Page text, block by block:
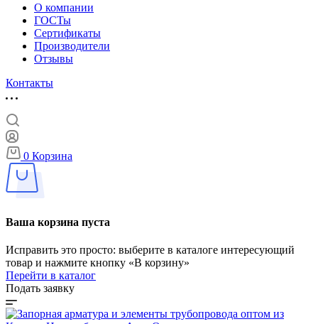
О компании
ГОСТы
Сертификаты
Производители
Отзывы
Контакты
0 Корзина
Ваша корзина пуста
Исправить это просто: выберите в каталоге интересующий
товар и нажмите кнопку «В корзину»
Перейти в каталог
Подать заявку